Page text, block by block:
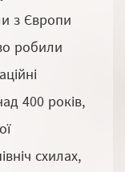
з Європи
робили
400 років,
схилах,